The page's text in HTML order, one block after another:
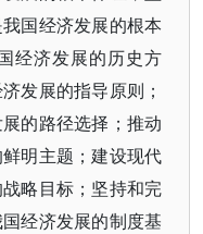
国经济发展的根本
经济发展的历史方
发展的指导原则；
的路径选择；推动
明主题；建设现代
略目标；坚持和完
经济发展的制度基